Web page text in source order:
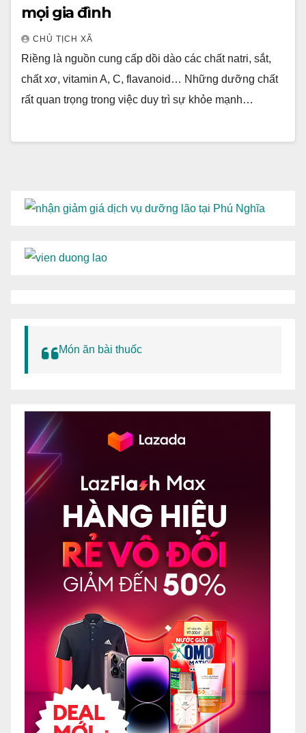
mọi gia đình
CHỦ TỊCH XÃ
Riềng là nguồn cung cấp dồi dào các chất natri, sắt,
chất xơ, vitamin A, C, flavanoid… Những dưỡng chất
rất quan trọng trong việc duy trì sự khỏe mạnh…
Món ăn bài thuốc